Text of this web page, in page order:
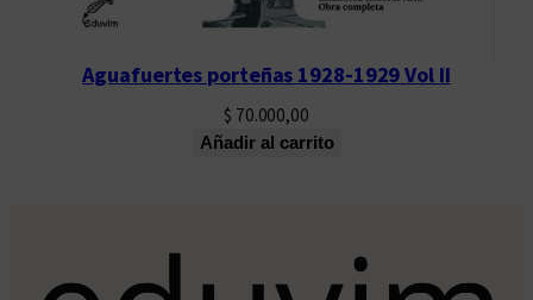
Aguafuertes porteñas 1928-1929 Vol II
$ 70.000,00
Añadir al carrito